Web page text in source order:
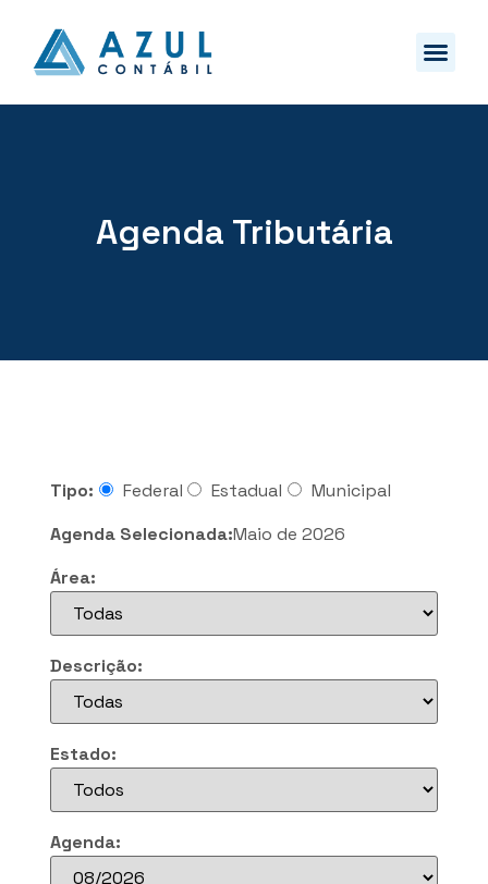
Agenda Tributária
Tipo: Federal Estadual
Municipal
Agenda Selecionada:Maio de 2026
Área:
Descrição:
Estado:
Agenda: